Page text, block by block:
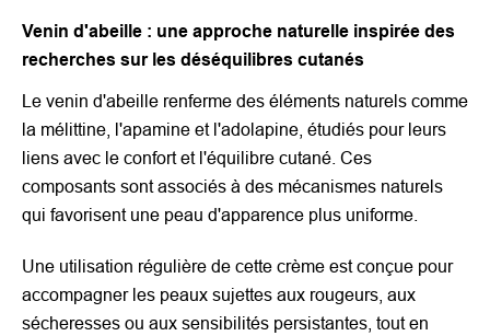
Venin d'abeille : une approche naturelle inspirée des
recherches sur les déséquilibres cutanés
Le venin d'abeille renferme des éléments naturels comme
la mélittine, l'apamine et l'adolapine, étudiés pour leurs
liens avec le confort et l'équilibre cutané. Ces
composants sont associés à des mécanismes naturels
qui favorisent une peau d'apparence plus uniforme.
Une utilisation régulière de cette crème est conçue pour
accompagner les peaux sujettes aux rougeurs, aux
sécheresses ou aux sensibilités persistantes, tout en